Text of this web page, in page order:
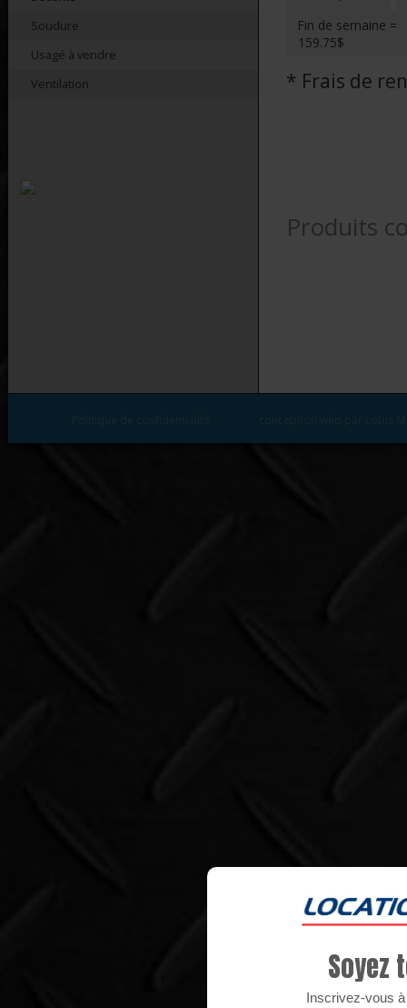
Soudure
Usagé à vendre
Ventilation
Fin de semaine =
159.75$
* Frais de
Produits
Soyez
Inscrivez-vous